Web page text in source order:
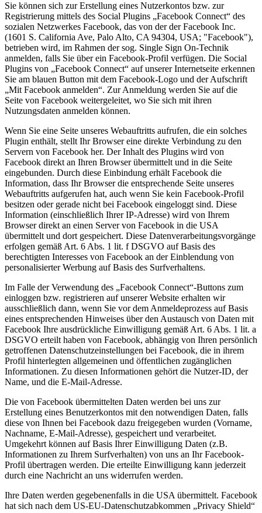
Sie können sich zur Erstellung eines Nutzerkontos bzw. zur
Registrierung mittels des Social Plugins „Facebook Connect“ des
sozialen Netzwerkes Facebook, das von der der Facebook Inc.
(1601 S. California Ave, Palo Alto, CA 94304, USA; "Facebook"),
betrieben wird, im Rahmen der sog. Single Sign On-Technik
anmelden, falls Sie über ein Facebook-Profil verfügen. Die Social
Plugins von „Facebook Connect“ auf unserer Internetseite erkennen
Sie am blauen Button mit dem Facebook-Logo und der Aufschrift
„Mit Facebook anmelden“. Zur Anmeldung werden Sie auf die
Seite von Facebook weitergeleitet, wo Sie sich mit ihren
Nutzungsdaten anmelden können.
Wenn Sie eine Seite unseres Webauftritts aufrufen, die ein solches
Plugin enthält, stellt Ihr Browser eine direkte Verbindung zu den
Servern von Facebook her. Der Inhalt des Plugins wird von
Facebook direkt an Ihren Browser übermittelt und in die Seite
eingebunden. Durch diese Einbindung erhält Facebook die
Information, dass Ihr Browser die entsprechende Seite unseres
Webauftritts aufgerufen hat, auch wenn Sie kein Facebook-Profil
besitzen oder gerade nicht bei Facebook eingeloggt sind. Diese
Information (einschließlich Ihrer IP-Adresse) wird von Ihrem
Browser direkt an einen Server von Facebook in die USA
übermittelt und dort gespeichert. Diese Datenverarbeitungsvorgänge
erfolgen gemäß Art. 6 Abs. 1 lit. f DSGVO auf Basis des
berechtigten Interesses von Facebook an der Einblendung von
personalisierter Werbung auf Basis des Surfverhaltens.
Im Falle der Verwendung des „Facebook Connect“-Buttons zum
einloggen bzw. registrieren auf unserer Website erhalten wir
ausschließlich dann, wenn Sie vor dem Anmeldeprozess auf Basis
eines entsprechenden Hinweises über den Austausch von Daten mit
Facebook Ihre ausdrückliche Einwilligung gemäß Art. 6 Abs. 1 lit. a
DSGVO erteilt haben von Facebook, abhängig von Ihren persönlich
getroffenen Datenschutzeinstellungen bei Facebook, die in ihrem
Profil hinterlegten allgemeinen und öffentlichen zugänglichen
Informationen. Zu diesen Informationen gehört die Nutzer-ID, der
Name, und die E-Mail-Adresse.
Die von Facebook übermittelten Daten werden bei uns zur
Erstellung eines Benutzerkontos mit den notwendigen Daten, falls
diese von Ihnen bei Facebook dazu freigegeben wurden (Vorname,
Nachname, E-Mail-Adresse), gespeichert und verarbeitet.
Umgekehrt können auf Basis Ihrer Einwilligung Daten (z.B.
Informationen zu Ihrem Surfverhalten) von uns an Ihr Facebook-
Profil übertragen werden. Die erteilte Einwilligung kann jederzeit
durch eine Nachricht an uns widerrufen werden.
Ihre Daten werden gegebenenfalls in die USA übermittelt. Facebook
hat sich nach dem US-EU-Datenschutzabkommen „Privacy Shield“